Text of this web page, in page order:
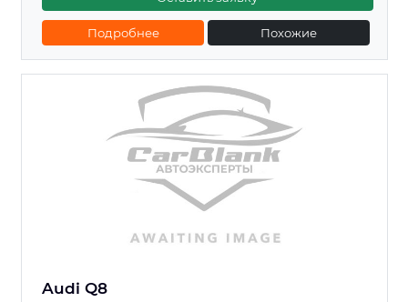
Подробнее Похожие
Audi Q8